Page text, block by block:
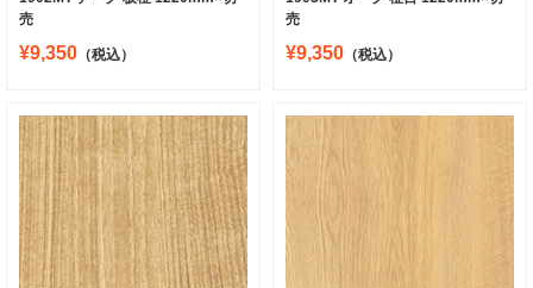
売
¥9,350 （税込）
売
¥9,350 （税込）